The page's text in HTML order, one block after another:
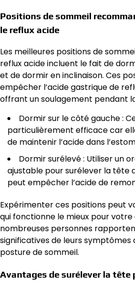
Positions de sommeil
le reflux acide
Les meilleures positions de
reflux acide incluent le fait de
et de dormir en inclinaison. Ces
empêcher l’acide gastrique de
offrant un soulagement pendant
Dormir sur le côté gauche :
particulièrement efficace car
de maintenir l’acide dans
Dormir surélevé : Utiliser un
ajustable pour surélever la tête
peut empêcher l’acide de
Expérimenter ces positions peut
qui fonctionne le mieux pour votre
nombreuses personnes
significatives de leurs symptômes
posture de sommeil.
Avantages de surélever la tête